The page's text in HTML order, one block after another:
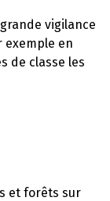
vigilance
exemple en
de classe les
et forêts sur